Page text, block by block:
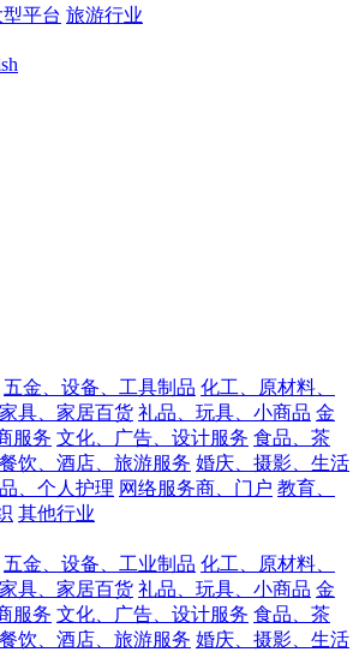
型平台 旅游行业
五金、设备、工具制品 化工、原材料、
具、家居百货 礼品、玩具、小商品 金
服务 文化、广告、设计服务 食品、茶
餐饮、酒店、旅游服务 婚庆、摄影、生活
、个人护理 网络服务商、门户 教育、
其他行业
五金、设备、工业制品 化工、原材料、
具、家居百货 礼品、玩具、小商品 金
服务 文化、广告、设计服务 食品、茶
餐饮、酒店、旅游服务 婚庆、摄影、生活